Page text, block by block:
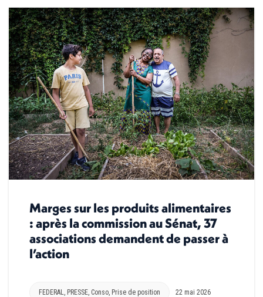
Marges sur les produits alimentaires
: après la commission au Sénat, 37
associations demandent de passer à
l’action
FEDERAL, PRESSE, Conso, Prise de position 22 mai 2026